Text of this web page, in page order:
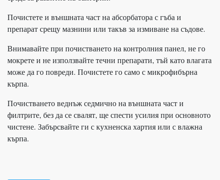
Почистете и външната част на абсорбатора с гъба и
препарат срещу мазнини или такъв за измиване на съдове.
Внимавайте при почистването на контролния панел, не го
мокрете и не използвайте течни препарати, тъй като влагата
може да го повреди. Почистете го само с микрофибърна
кърпа.
Почистването веднъж седмично на външната част и
филтрите, без да се свалят, ще спести усилия при основното
чистене. Забърсвайте ги с кухненска хартия или с влажна
кърпа.